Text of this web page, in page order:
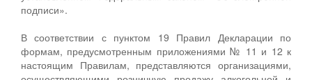
подписи».
В соответствии с пунктом 19 Правил Декларации по
формам, предусмотренным приложениями № 11 и 12 к
настоящим Правилам, представляются организациями,